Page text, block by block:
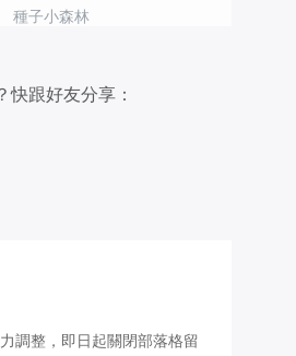
種子小森林
快跟好友分享：
調整，即日起關閉部落格留